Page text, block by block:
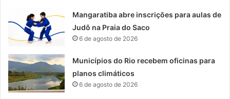
Mangaratiba abre inscrições para aulas de
Judô na Praia do Saco
6 de agosto de 2026
Municípios do Rio recebem oficinas para
planos climáticos
6 de agosto de 2026